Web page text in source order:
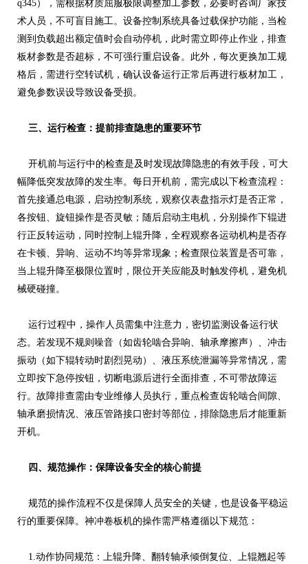
q345），需根据材质屈服极限调整加工参数，必要时咨询厂家技
术人员，不可盲目施工。设备控制系统具备过载保护功能，当检
测到负载超出额定值时会自动停机，此时需立即停止作业，排查
板材参数是否超标，不可强行重启设备。此外，每次更换加工规
格后，需进行空转试机，确认设备运行正常后再进行板材加工，
避免参数误设导致设备受损。
三、运行检查：提前排查隐患的重要环节
开机前与运行中的检查是及时发现故障隐患的有效手段，可大
幅降低突发故障的发生率。每日开机前，需完成以下检查流程：
首先接通总电源，启动控制系统，观察仪表盘指示灯是否正常，
各按钮、旋钮操作是否灵敏；随后启动主电机，分别操作下辊进
行正反转运动，同时控制上辊升降，全程观察各运动机构是否存
在卡顿、异响、运动不均等异常现象；检查限位装置是否可靠，
当上辊升降至极限位置时，限位开关应能及时触发停机，避免机
械硬碰撞。
运行过程中，操作人员需集中注意力，密切监测设备运行状
态。若发现不规则噪音（如齿轮啮合异响、轴承摩擦声）、冲击
振动（如下辊转动时剧烈晃动）、液压系统泄漏等异常情况，需
立即按下急停按钮，切断电源后进行全面排查，不可带故障运
行。故障排查需由专业维修人员执行，重点检查齿轮啮合间隙、
轴承磨损情况、液压管路接口密封等部位，排除隐患后才能重新
开机。
四、规范操作：保障设备安全的核心前提
规范的操作流程不仅是保障人员安全的关键，也是设备平稳运
行的重要保障。神冲卷板机的操作需严格遵循以下规范：
1.动作协同规范：上辊升降、翻转轴承倾倒复位、上辊翘起等